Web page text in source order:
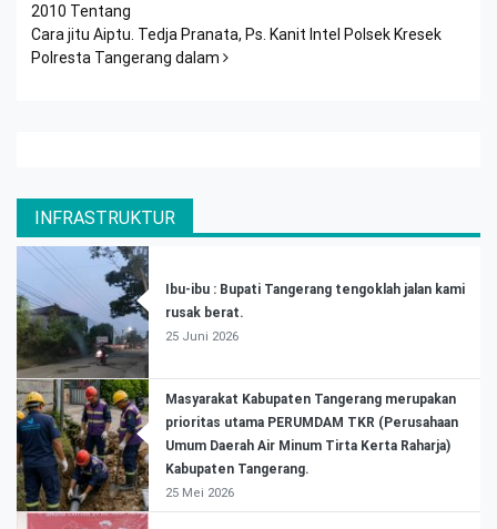
2010 Tentang
Cara jitu Aiptu. Tedja Pranata, Ps. Kanit Intel Polsek Kresek
Polresta Tangerang dalam
INFRASTRUKTUR
Ibu-ibu : Bupati Tangerang tengoklah jalan kami
rusak berat.
25 Juni 2026
Masyarakat Kabupaten Tangerang merupakan
prioritas utama PERUMDAM TKR (Perusahaan
Umum Daerah Air Minum Tirta Kerta Raharja)
Kabupaten Tangerang.
25 Mei 2026